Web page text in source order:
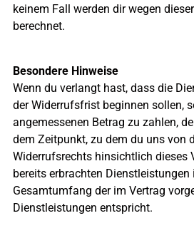
keinem Fall werden dir wegen
berechnet.
Besondere Hinweise
Wenn du verlangt hast, dass die
der Widerrufsfrist beginnen sollen,
angemessenen Betrag zu zahlen,
dem Zeitpunkt, zu dem du uns von
Widerrufsrechts hinsichtlich dieses
bereits erbrachten
Gesamtumfang der im Vertrag
Dienstleistungen entspricht.